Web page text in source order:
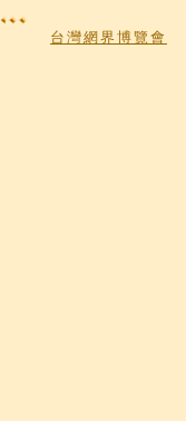
台灣網界博覽會